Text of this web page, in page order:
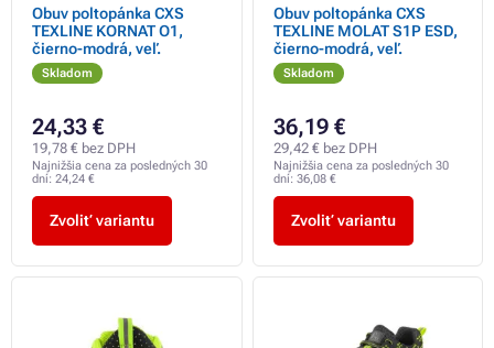
Obuv poltopánka CXS
TEXLINE KORNAT O1,
čierno-modrá, veľ.
Skladom
24,33 €
19,78 € bez DPH
Najnižšia cena za posledných 30
dní: 24,24 €
Zvoliť variantu
Obuv poltopánka CXS
TEXLINE MOLAT S1P ESD,
čierno-modrá, veľ.
Skladom
36,19 €
29,42 € bez DPH
Najnižšia cena za posledných 30
dní: 36,08 €
Zvoliť variantu